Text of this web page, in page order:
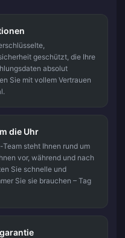
geschützt, die Ihre
absolut
Sie mit vollem Vertrauen
die Uhr
steht Ihnen rund um
vor, während und nach
Sie schnelle und
Sie sie brauchen – Tag